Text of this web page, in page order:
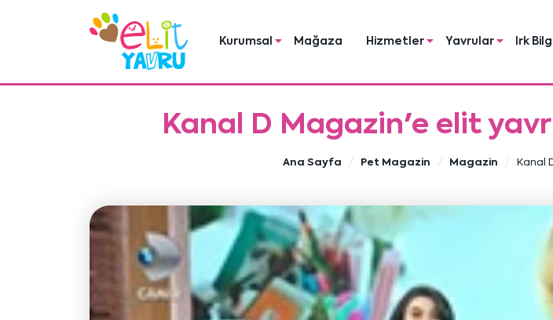
Kurumsal Mağaza Hizmetler Yavrular Irk
Kanal D Magazin'e elit
Ana Sayfa Pet Magazin Magazin Kanal